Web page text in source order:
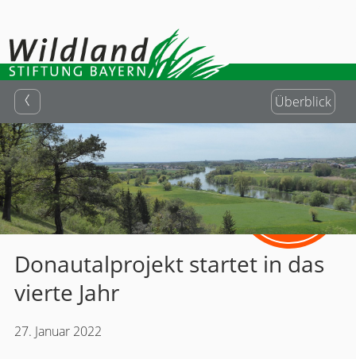
Helfen Sie
mit Ihrer
Spende!
Überblick
Donautalprojekt startet in das
vierte Jahr
27. Januar 2022